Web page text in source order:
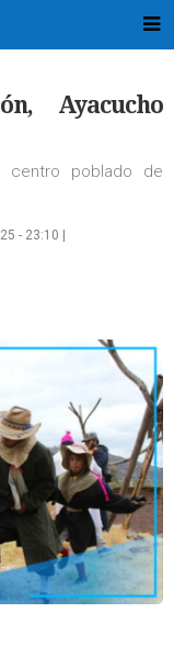
Ayacucho
centro poblado de
- 23:10 |